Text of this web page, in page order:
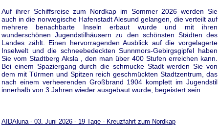
Auf ihrer Schiffsreise zum Nordkap im Sommer 2026 werden Sie
auch in die norwegische Hafenstadt Alesund gelangen, die verteilt auf
mehrere benachbarte Inseln erbaut wurde und mit ihren
wunderschönen Jugendstilhäusern zu den schönsten Städten des
Landes zählt. Einen hervorragenden Ausblick auf die vorgelagerte
Inselwelt und die schneebedeckten Sunnmors-Gebirgsgipfel haben
Sie vom Stadtberg Aksla , den man über 400 Stufen erreichen kann.
Bei einem Spaziergang durch die schmucke Stadt werden Sie von
dem mit Türmen und Spitzen reich geschmückten Stadtzentrum, das
nach einem verheerenden Großbrand 1904 komplett im Jugendstil
innerhalb von 3 Jahren wieder ausgebaut wurde, begeistert sein.
AIDAluna - 03. Juni 2026 - 19 Tage - Kreuzfahrt zum Nordkap